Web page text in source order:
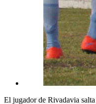
El jugador de Rivadavia